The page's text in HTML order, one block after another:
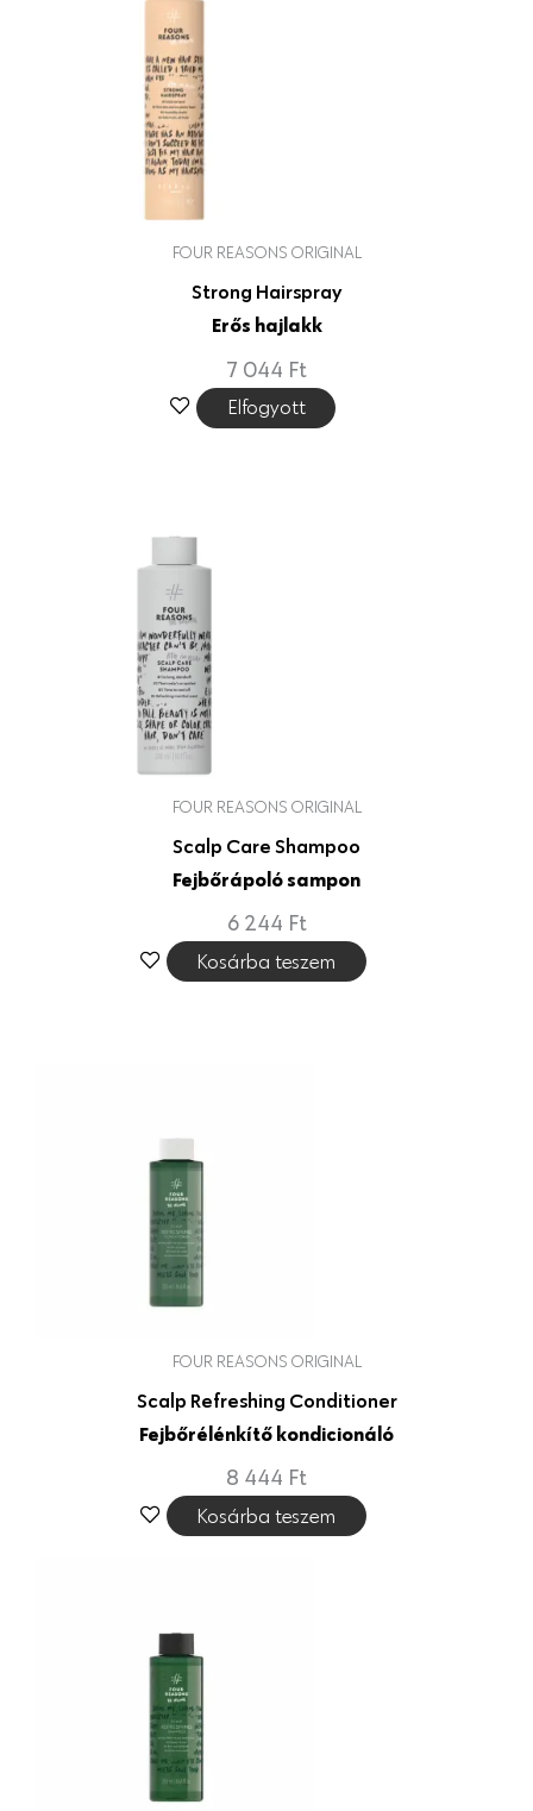
FOUR REASONS ORIGINAL
Strong Hairspray
Erős hajlakk
7 044 Ft
Elfogyott
FOUR REASONS ORIGINAL
Scalp Care Shampoo
Fejbőrápoló sampon
6 244 Ft
Kosárba teszem
FOUR REASONS ORIGINAL
Scalp Refreshing Conditioner
Fejbőrélénkítő kondicionáló
8 444 Ft
Kosárba teszem